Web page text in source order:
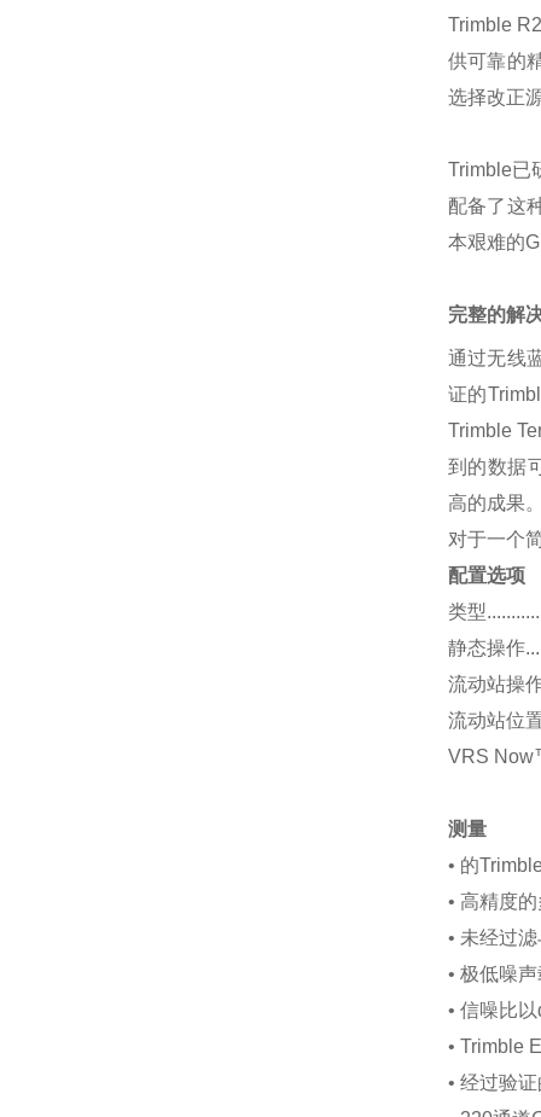
Trimble
供可靠的
选择改正
Trimble已
配备了这
本艰难的
完整的解
通过无线
证的
Trimble
到的数据
高的成果
对于一个
配置选项
类型
静态操作
流动站操
流动站位
VRS
测量
• 的
• 高精度
• 未经过
• 极低噪
• 信噪比
• Trimble
• 经过验